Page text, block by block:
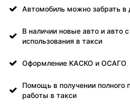
Автомобиль можно забрать в
В наличии новые авто и авто
использования в такси
Оформление КАСКО и ОСАГО
Помощь в получении полного
работы в такси